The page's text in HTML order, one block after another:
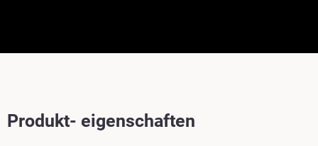
Produkt- eigenschaften